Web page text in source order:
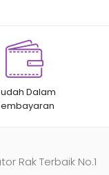
Dalam
Rak Terbaik No.1